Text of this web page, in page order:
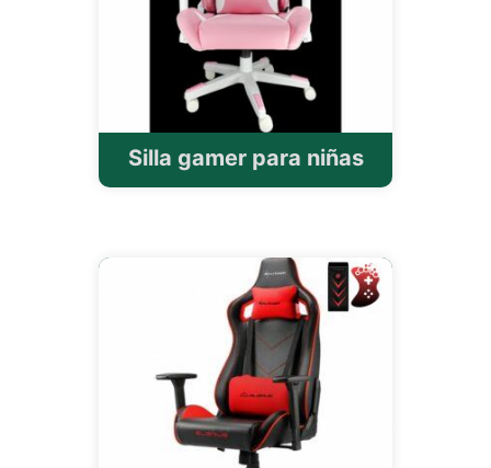
Silla gamer para niñas